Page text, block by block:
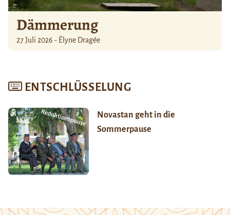
Dämmerung
27 Juli 2026 - Élyne Dragée
ENTSCHLÜSSELUNG
Novastan geht in die
Sommerpause